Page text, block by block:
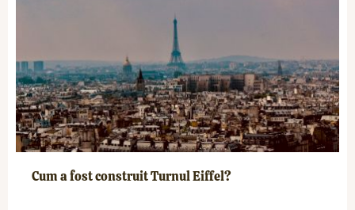
Cum a fost construit Turnul Eiffel?